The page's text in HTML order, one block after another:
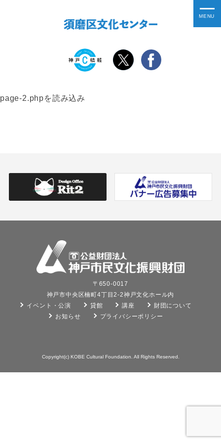
page-2.phpを読み込み
〒650-0017
神戸市中央区楠町4丁目2-2神戸文化ホール内
イベント・公演
貸館 講座
財団について
お知らせ
プライバシーポリシー
Copyright(c) KOBE Cultural Foundation. All Rights Reserved.